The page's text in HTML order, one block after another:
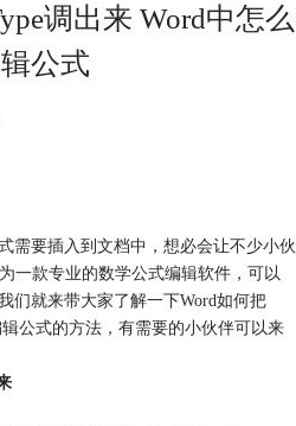
调出来 Word中怎么
公式
需要插入到文档中，想必会让不少小伙
一款专业的数学公式编辑软件，可以
们就来带大家了解一下Word如何把
公式的方法，有需要的小伙伴可以来